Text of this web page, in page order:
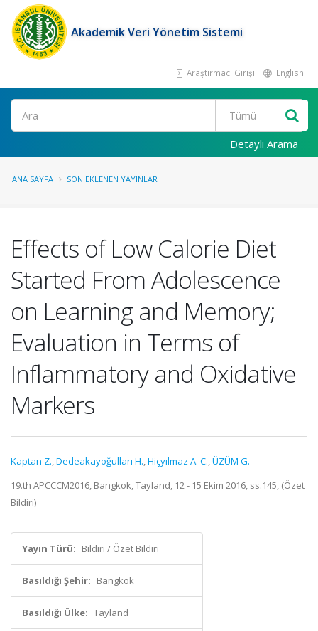
Akademik Veri Yönetim Sistemi
Araştırmacı Girişi English
Ara
Detaylı Arama
ANA SAYFA SON EKLENEN YAYINLAR
Effects of Low Calorie Diet
Started From Adolescence
on Learning and Memory;
Evaluation in Terms of
Inflammatory and Oxidative
Markers
Kaptan Z.,Dedeakayoğulları H.,Hiçyılmaz A. C.,ÜZÜM G.
19.th APCCCM2016, Bangkok, Tayland, 12 - 15 Ekim 2016, ss.145, (Özet
Bildiri)
Yayın Türü: Bildiri / Özet Bildiri
Basıldığı Şehir: Bangkok
Basıldığı Ülke: Tayland